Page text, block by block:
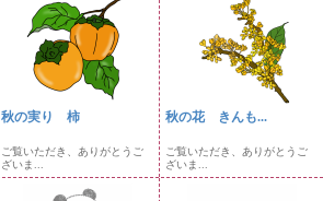
秋の実り 柿
ご覧いただき、ありがとうご
ざいま...
秋の花 きんも...
ご覧いただき、ありがとうご
ざいま...